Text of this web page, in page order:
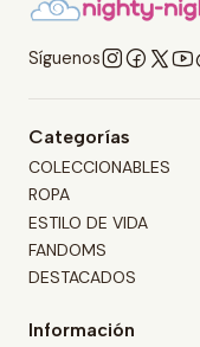
Síguenos
Categorías
COLECCIONABLES
ROPA
ESTILO DE VIDA
FANDOMS
DESTACADOS
Información